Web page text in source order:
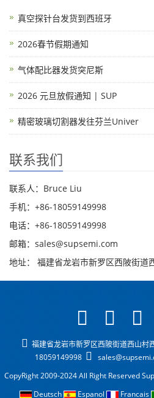
真空探针台发货到西班牙
2026春节假期通知
气体配比器发货突尼斯
2026 元旦放假通知 | SUP
精密玻璃切割器发往芬兰Univer
联系我们
联系人：Bruce Liu
手机：+86-18059149998
电话：+86-18059149998
邮箱：sales@supsemi.com
地址： 福建省龙岩市新罗区西陂街道
福建省龙岩市新罗区西陂街道西山村
18059149998
CopyRight 2009-2024 All Right Reserved
Deutsch
Espanol Francais